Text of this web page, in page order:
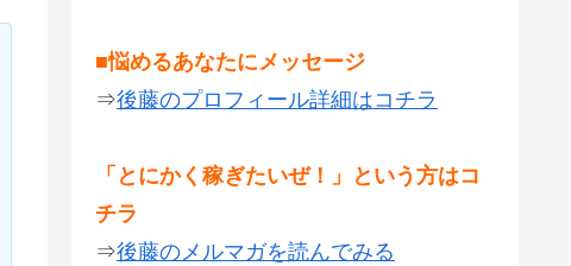
■悩めるあなたにメッセージ
⇒後藤のプロフィール詳細はコチラ
「とにかく稼ぎたいぜ！」という方はコ
チラ
⇒後藤のメルマガを読んでみる